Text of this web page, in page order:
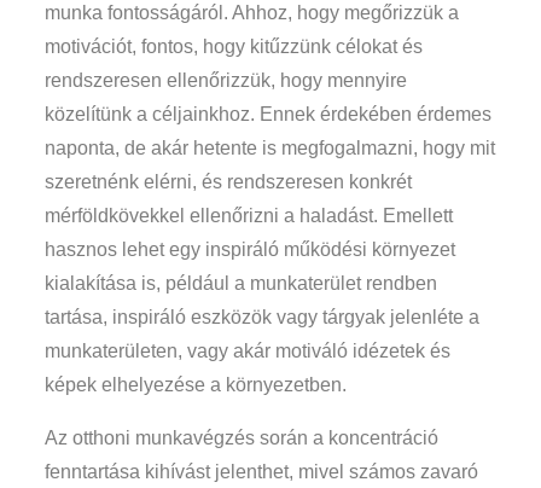
munka fontosságáról. Ahhoz, hogy megőrizzük a
motivációt, fontos, hogy kitűzzünk célokat és
rendszeresen ellenőrizzük, hogy mennyire
közelítünk a céljainkhoz. Ennek érdekében érdemes
naponta, de akár hetente is megfogalmazni, hogy mit
szeretnénk elérni, és rendszeresen konkrét
mérföldkövekkel ellenőrizni a haladást. Emellett
hasznos lehet egy inspiráló működési környezet
kialakítása is, például a munkaterület rendben
tartása, inspiráló eszközök vagy tárgyak jelenléte a
munkaterületen, vagy akár motiváló idézetek és
képek elhelyezése a környezetben.
Az otthoni munkavégzés során a koncentráció
fenntartása kihívást jelenthet, mivel számos zavaró